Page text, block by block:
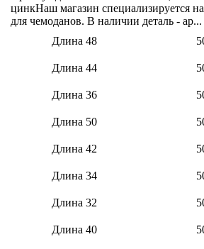
цинкНаш магазин специализируется
для чемоданов. В наличии деталь - ар...
Длина 48
Длина 44
Длина 36
Длина 50
Длина 42
Длина 34
Длина 32
Длина 40